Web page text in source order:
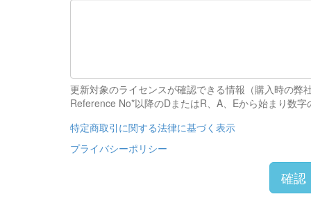
更新対象のライセンスが確認できる情報（購入時の弊
Reference No*以降のDまたはR、A、Eから始ま
特定商取引に関する法律に基づく表示
プライバシーポリシー
確認